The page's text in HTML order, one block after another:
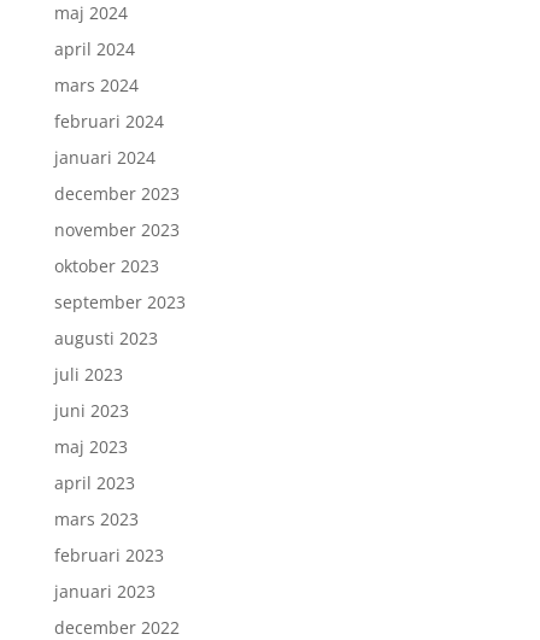
maj 2024
april 2024
mars 2024
februari 2024
januari 2024
december 2023
november 2023
oktober 2023
september 2023
augusti 2023
juli 2023
juni 2023
maj 2023
april 2023
mars 2023
februari 2023
januari 2023
december 2022